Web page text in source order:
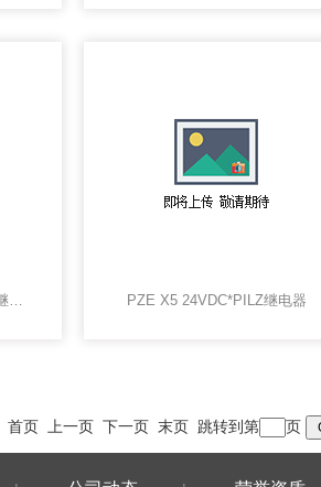
PNOZ X6 24VACPILZ安全继电器，皮尔兹全系列现货 PZE X5 24VDC*PILZ继电器
首页 上一页 下一页 末页 跳转到第 页